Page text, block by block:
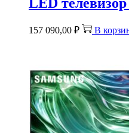
157 090,00 ₽ В